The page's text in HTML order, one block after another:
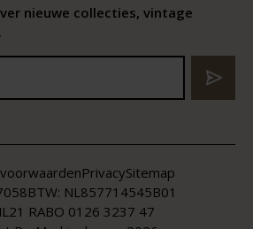
nieuwe collecties, vintage
BTW: NL857714545B01
RABO 0126 3237 47
PrivacySitemap